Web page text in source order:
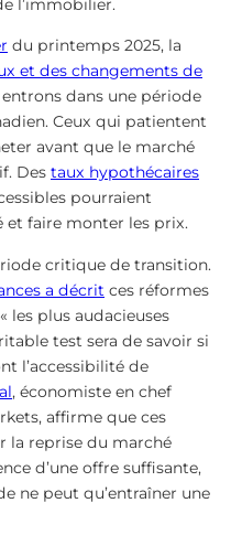
l’immobilier.
du printemps 2025, la
et des changements de
dans une période
Ceux qui patientent
avant que le marché
Des taux hypothécaires
pourraient
et faire monter les prix.
critique de transition.
a décrit ces réformes
les plus audacieuses
test sera de savoir si
l’accessibilité de
, économiste en chef
affirme que ces
la reprise du marché
d’une offre suffisante,
ne peut qu’entraîner une